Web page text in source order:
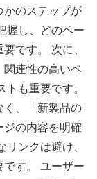
かのステップが
握し、どのペー
です。 次に、
関連性の高いペ
も重要です。
く、「新製品の
ジの内容を明確
ンクは避け、
です。 ユーザー